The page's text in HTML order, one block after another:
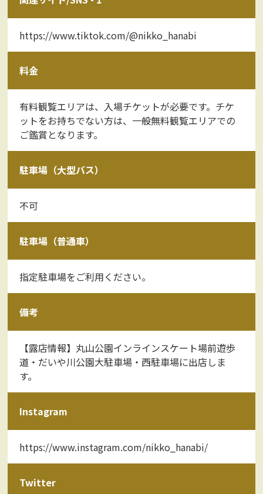
https://www.tiktok.com/@nikko_hanabi
料金
有料観覧エリアは、入場チケットが必要です。チケ
ットをお持ちでない方は、一般無料観覧エリアでの
ご鑑賞となります。
駐車場（大型バス）
不可
駐車場（普通車）
指定駐車場をご利用ください。
備考
【露店情報】丸山公園インラインスケート場前遊歩
道・だいや川公園大駐車場・西駐車場に出店しま
す。
Instagram
https://www.instagram.com/nikko_hanabi/
Twitter